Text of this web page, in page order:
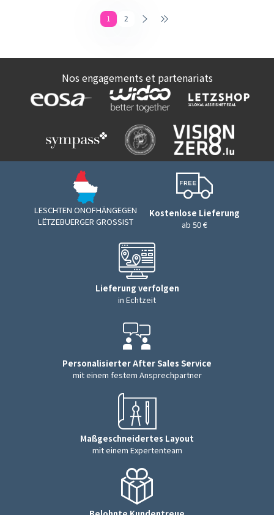
1 2
Nos engagements et partenariats
LESCHTEN ONOFHÄNGEGEN
LËTZEBUERGER GROSSIST
Kostenlose Lieferung
ab 50 €
Lieferung verfolgen
in Echtzeit
Personalisierter After Sales Service
mit einem festem Ansprechpartner
Maßgeschneidertes Layout
mit einem Expertenteam